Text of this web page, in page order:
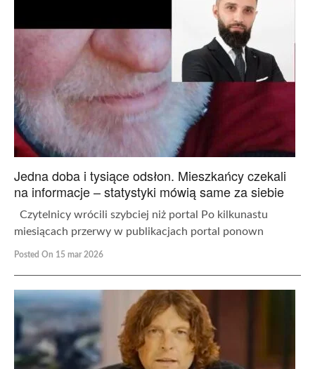
Jedna doba i tysiące odsłon. Mieszkańcy czekali
na informacje – statystyki mówią same za siebie
Czytelnicy wrócili szybciej niż portal Po kilkunastu
miesiącach przerwy w publikacjach portal ponown
Posted On 15 mar 2026